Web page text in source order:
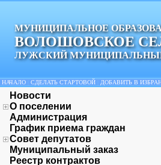
МУНИЦИПАЛЬНОЕ
ВОЛОШОВСКОЕ
ЛУЖСКИЙ
НАЧАЛО СДЕЛАТЬ СТАРТОВОЙ ДОБАВИТЬ В
Новости
О поселении
Администрация
График приема граждан
Совет депутатов
Муниципальный заказ
Реестр контрактов